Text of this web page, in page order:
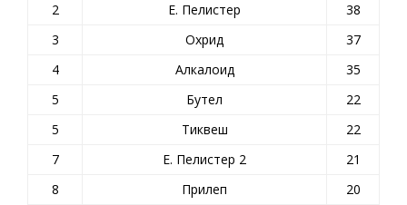
2
Е. Пелистер
38
3
Охрид
37
4
Алкалоид
35
5
Бутел
22
5
Тиквеш
22
7
Е. Пелистер 2
21
8
Прилеп
20